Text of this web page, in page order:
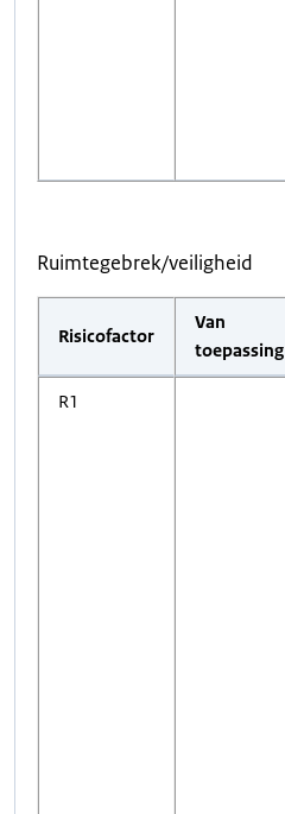
Ruimtegebrek/veiligheid
Risicofactor
Van
toepassing
R1